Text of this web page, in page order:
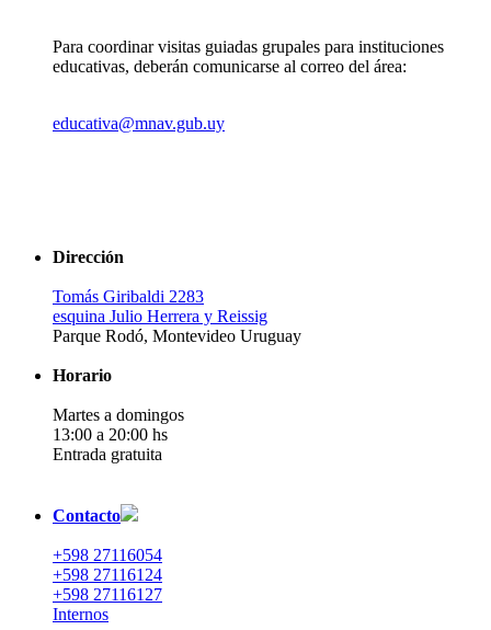
Para coordinar visitas guiadas grupales para instituciones
educativas, deberán comunicarse al correo del área:
educativa@mnav.gub.uy
Dirección
Tomás Giribaldi 2283
esquina Julio Herrera y Reissig
Parque Rodó, Montevideo Uruguay
Horario
Martes a domingos
13:00 a 20:00 hs
Entrada gratuita
Contacto
+598 27116054
+598 27116124
+598 27116127
Internos